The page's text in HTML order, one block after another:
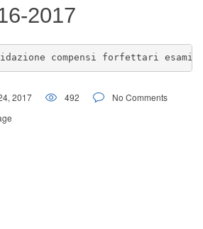
2017
compensi forfettari esami
2017 492
No Comments